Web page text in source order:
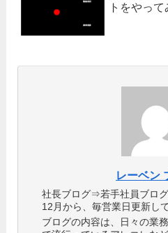
トをやって
レーベン
社長ブログ⇒若手社員ブロ
12月から、毎営業日更新し
ブログの内容は、日々の業